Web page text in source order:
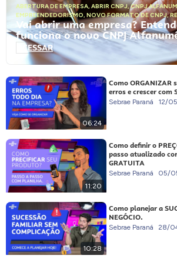
ABERTURA DE EMPRESA, ABRIR CNPJ,CNPJ
EMPREENDEDORISMO, NOVO FORMATO DE CNPJ,
Vai abrir uma empresa?
funciona o novo CNPJ
ACESSAR
06:24
Como ORGANIZAR
erros e crescer com
Sebrae Paraná 12/
11:20
Como definir o
passo atualizado
GRATUITA
Sebrae Paraná 05/
10:28
Como planejar a
NEGÓCIO.
Sebrae Paraná 28/